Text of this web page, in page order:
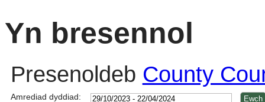
Yn bresennol
Presenoldeb County
Amrediad dyddiad: